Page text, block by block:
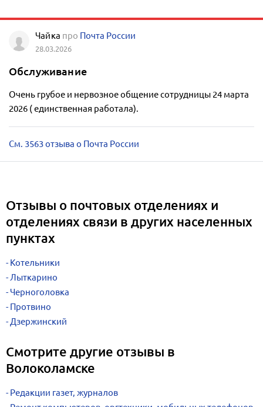
Чайка про Почта России
28.03.2026
Обслуживание
Очень грубое и нервозное общение сотрудницы 24 марта
2026 ( единственная работала).
См. 3563 отзыва о Почта России
Отзывы о почтовых отделениях и
отделениях связи в других населенных
пунктах
Котельники
Лыткарино
Черноголовка
Протвино
Дзержинский
Смотрите другие отзывы в
Волоколамске
Редакции газет, журналов